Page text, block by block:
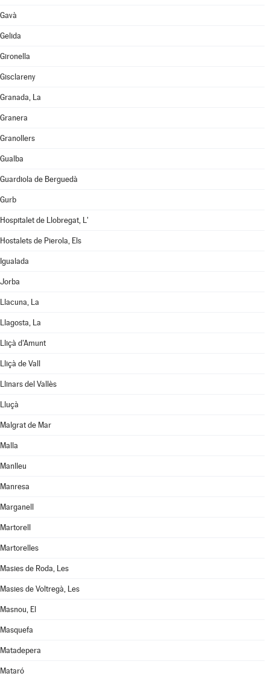
Gavà
Gelida
Gironella
Gisclareny
Granada, La
Granera
Granollers
Gualba
Guardiola de Berguedà
Gurb
Hospitalet de Llobregat, L'
Hostalets de Pierola, Els
Igualada
Jorba
Llacuna, La
Llagosta, La
Lliçà d'Amunt
Lliçà de Vall
Llinars del Vallès
Lluçà
Malgrat de Mar
Malla
Manlleu
Manresa
Marganell
Martorell
Martorelles
Masies de Roda, Les
Masies de Voltregà, Les
Masnou, El
Masquefa
Matadepera
Mataró